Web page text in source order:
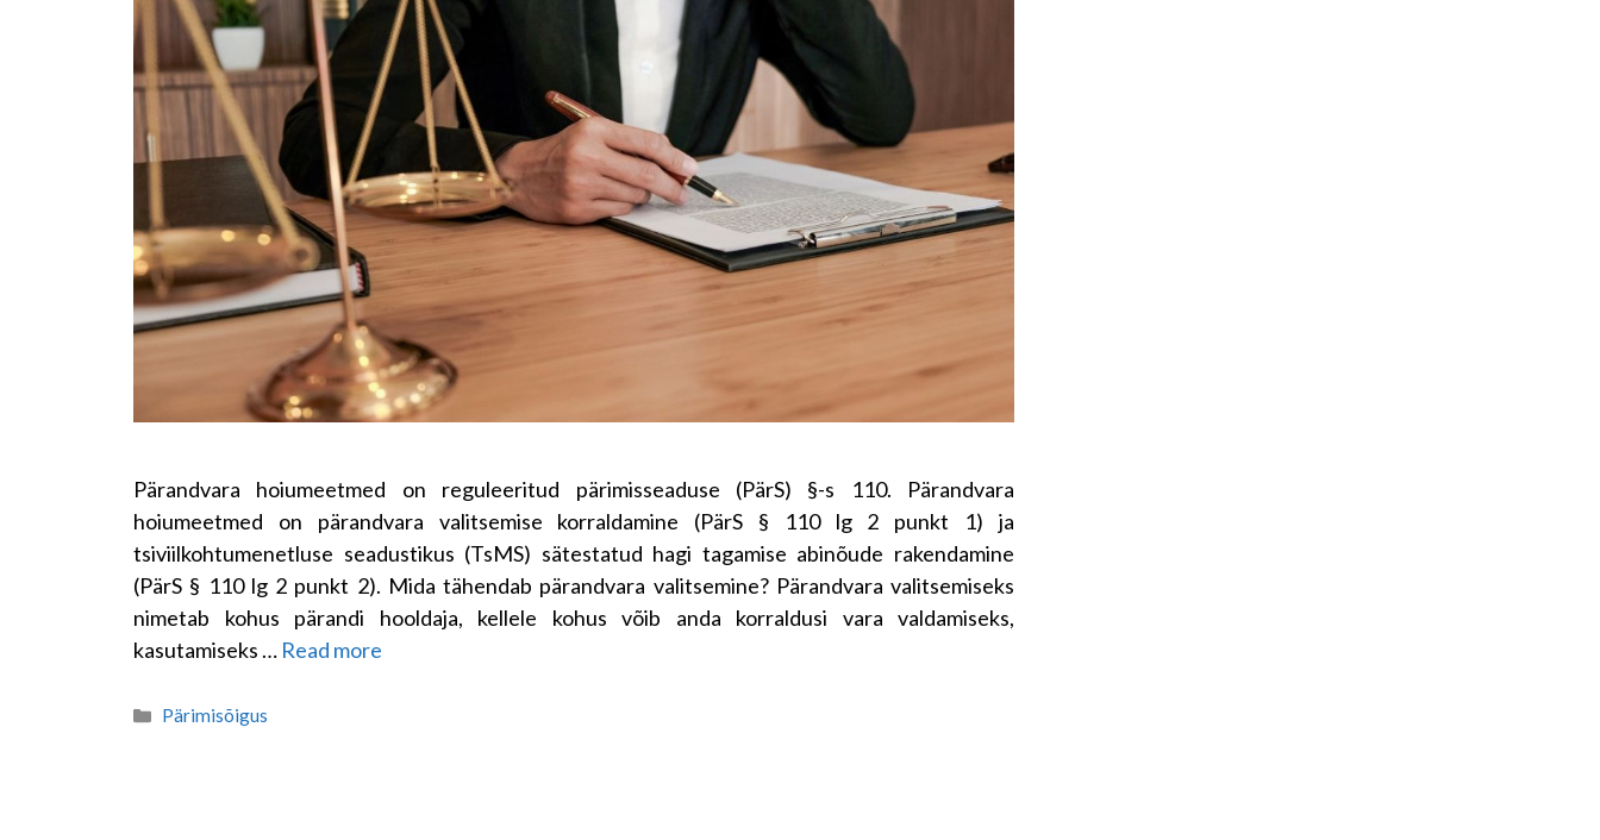
Pärandvara hoiumeetmed on reguleeritud pärimisseaduse (PärS) §-s 110. Pärandvara
hoiumeetmed on pärandvara valitsemise korraldamine (PärS § 110 lg 2 punkt 1) ja
tsiviilkohtumenetluse seadustikus (TsMS) sätestatud hagi tagamise abinõude rakendamine
(PärS § 110 lg 2 punkt 2). Mida tähendab pärandvara valitsemine? Pärandvara valitsemiseks
nimetab kohus pärandi hooldaja, kellele kohus võib anda korraldusi vara valdamiseks,
kasutamiseks … Read more
Categories
Pärimisõigus